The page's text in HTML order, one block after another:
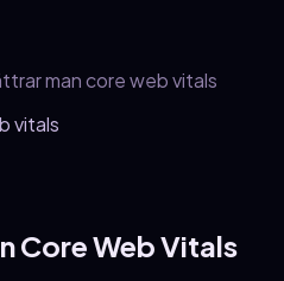
man core web vitals
vitals
Core Web Vitals